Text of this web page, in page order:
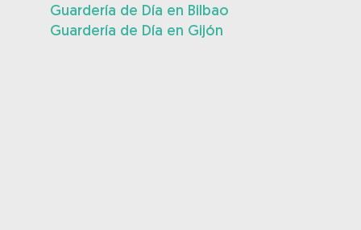
Guardería de Día en Bilbao
Guardería de Día en Gijón